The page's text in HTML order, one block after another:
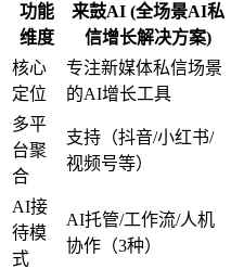
功能
维度
来鼓AI (全场景AI私
信增长解决方案)
核心
定位
专注新媒体私信场景
的AI增长工具
多平
台聚
合
支持（抖音/小红书/
视频号等）
AI接
待模
式
AI托管/工作流/人机
协作（3种）